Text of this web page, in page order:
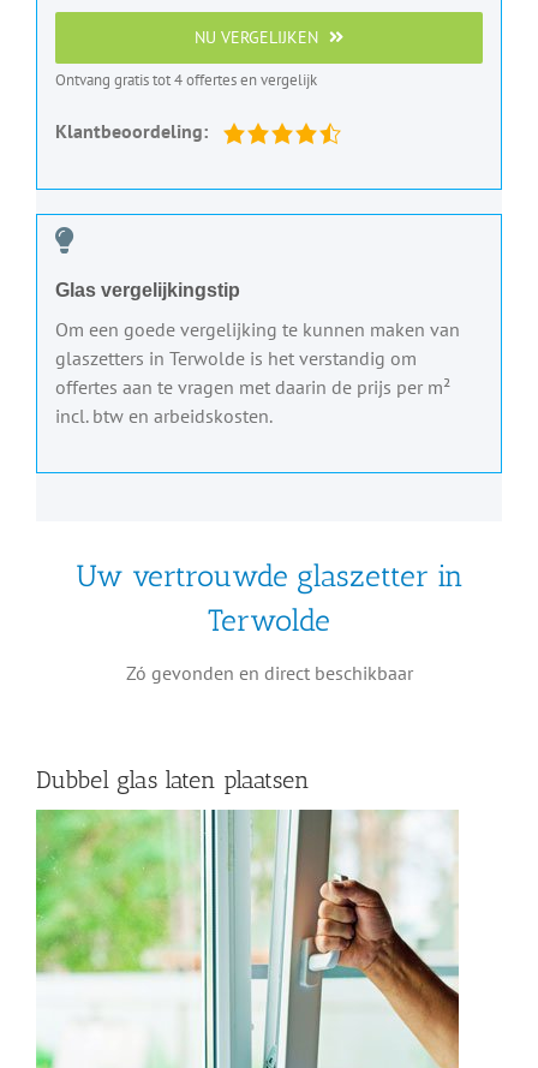
NU VERGELIJKEN
Ontvang gratis tot 4 offertes en vergelijk
Klantbeoordeling:
Glas vergelijkingstip
Om een goede vergelijking te kunnen maken van
glaszetters in Terwolde is het verstandig om
offertes aan te vragen met daarin de prijs per m²
incl. btw en arbeidskosten.
Uw vertrouwde glaszetter in
Terwolde
Zó gevonden en direct beschikbaar
Dubbel glas laten plaatsen